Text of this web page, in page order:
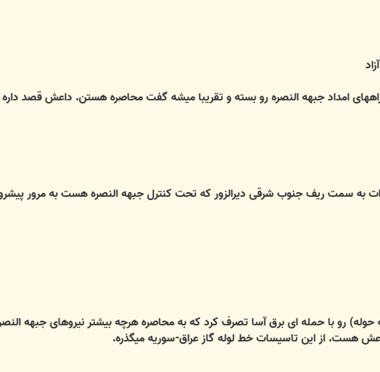
امداد جبهه النصره رو بسته و تقریبا میشه گفت محاصره هستن. داعش قصد داره
به سمت ریف جنوب شرقی دیرالزور که تحت کنترل جبهه النصره هست به مرور
رو با حمله ای برق آسا تصرف کرد که به محاصره هرچه بیشتر نیروهای جبهه